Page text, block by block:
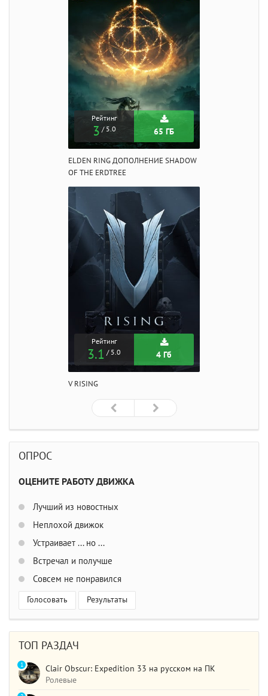
Рейтинг
3 / 5.0 65 ГБ
ELDEN RING ДОПОЛНЕНИЕ SHADOW
OF THE ERDTREE
Рейтинг
3.1 / 5.0 4 Гб
V RISING
ОПРОС
ОЦЕНИТЕ РАБОТУ ДВИЖКА
Лучший из новостных
Неплохой движок
Устраивает ... но ...
Встречал и получше
Совсем не понравился
Голосовать Результаты
ТОП РАЗДАЧ
Clair Obscur: Expedition 33 на русском на ПК
Ролевые
1